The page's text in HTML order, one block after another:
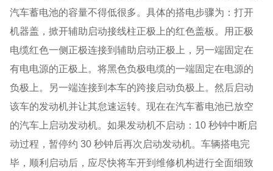
汽车蓄电池的容量不得低很多。具体的搭电步骤为：打开
机器盖，掀开辅助启动接线柱正极上的红色盖板。用正极
电缆红色一侧正极连接到辅助启动正极上，另一端固定在
有电电源的正极上。将黑色负极电缆的一端固定在电源的
负极上。另一端连接到本车的跨接启动负极上。然后启动
该车的发动机并让其怠速运转。现在在汽车蓄电池已放空
的汽车上启动发动机。如果发动机不启动： 10 秒钟中断启
动过程，暂停约 30 秒钟后再次启动发动机。车辆搭电完
毕，顺利启动后，应尽快将车开到维修机构进行全面细致